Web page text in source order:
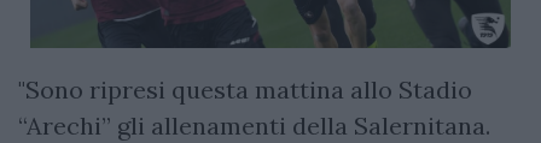
"Sono ripresi questa mattina allo Stadio
“Arechi” gli allenamenti della Salernitana.